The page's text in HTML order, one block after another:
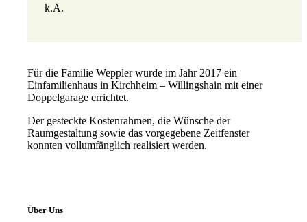
k.A.
Für die Familie Weppler wurde im Jahr 2017 ein
Einfamilienhaus in Kirchheim – Willingshain mit einer
Doppelgarage errichtet.
Der gesteckte Kostenrahmen, die Wünsche der
Raumgestaltung sowie das vorgegebene Zeitfenster
konnten vollumfänglich realisiert werden.
Über Uns